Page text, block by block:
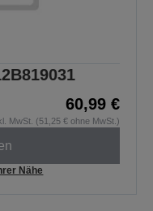
60,99 €
MwSt. (51,25 € ohne MwSt.)
Nähe